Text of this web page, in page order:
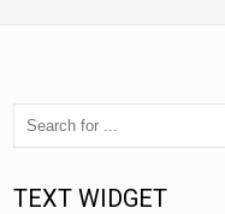
TEXT WIDGET